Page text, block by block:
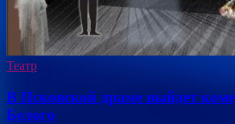
Театр
В Псковской драме выйдет
Белого